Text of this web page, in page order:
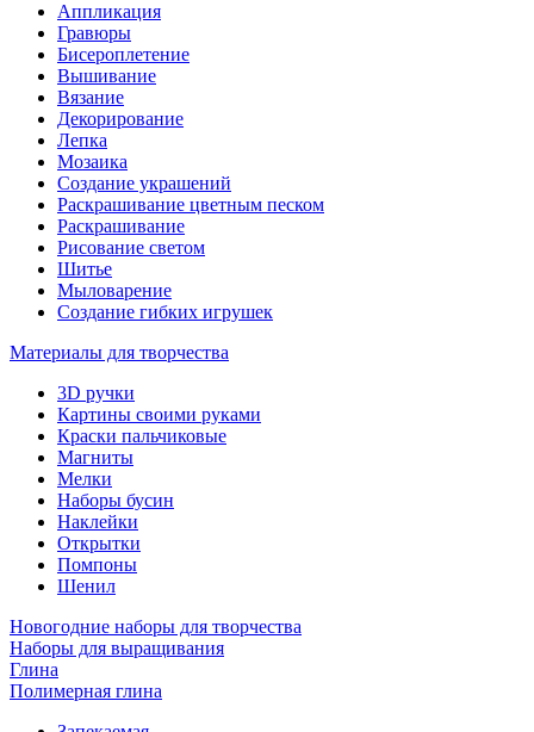
Аппликация
Гравюры
Бисероплетение
Вышивание
Вязание
Декорирование
Лепка
Мозаика
Создание украшений
Раскрашивание цветным песком
Раскрашивание
Рисование светом
Шитье
Мыловарение
Создание гибких игрушек
Материалы для творчества
3D ручки
Картины своими руками
Краски пальчиковые
Магниты
Мелки
Наборы бусин
Наклейки
Открытки
Помпоны
Шенил
Новогодние наборы для творчества
Наборы для выращивания
Глина
Полимерная глина